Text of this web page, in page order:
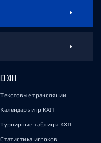
СЕЗОН
Текстовые трансляции
Календарь игр КХЛ
Турнирные таблицы КХЛ
Статистика игроков